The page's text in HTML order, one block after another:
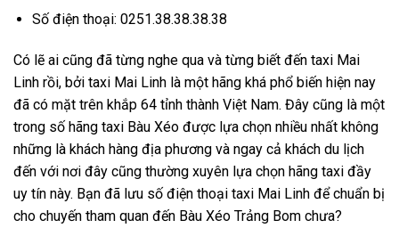
Số điện thoại: 0251.38.38.38.38
Có lẽ ai cũng đã từng nghe qua và từng biết đến taxi Mai
Linh rồi, bởi taxi Mai Linh là một hãng khá phổ biến hiện nay
đã có mặt trên khắp 64 tỉnh thành Việt Nam. Đây cũng là một
trong số hãng taxi Bàu Xéo được lựa chọn nhiều nhất không
những là khách hàng địa phương và ngay cả khách du lịch
đến với nơi đây cũng thường xuyên lựa chọn hãng taxi đầy
uy tín này. Bạn đã lưu số điện thoại taxi Mai Linh để chuẩn bị
cho chuyến tham quan đến Bàu Xéo Trảng Bom chưa?